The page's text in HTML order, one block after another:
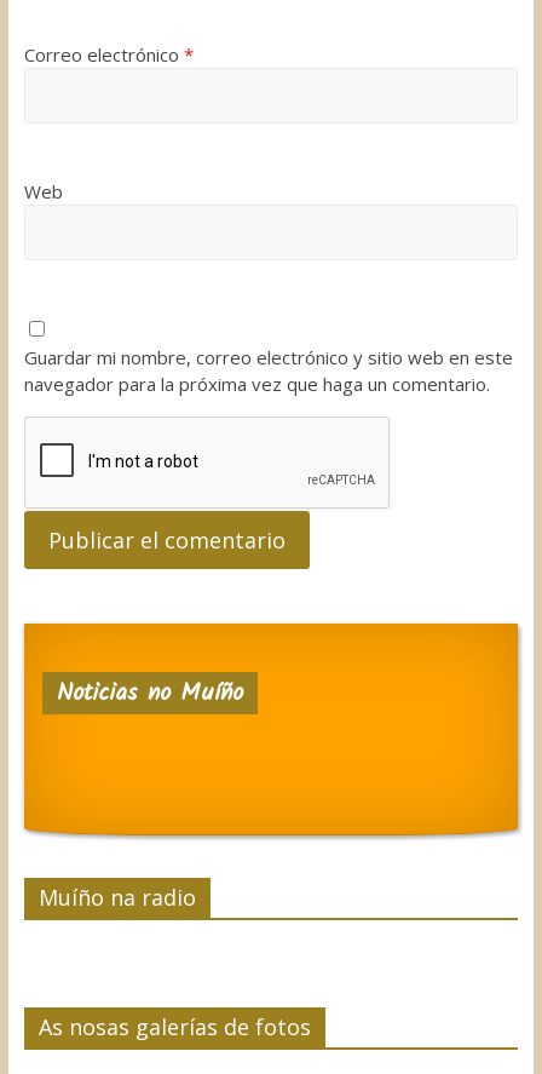
Correo electrónico *
Web
Guardar mi nombre, correo electrónico y sitio web en este
navegador para la próxima vez que haga un comentario.
Noticias no Muíño
Muíño na radio
As nosas galerías de fotos